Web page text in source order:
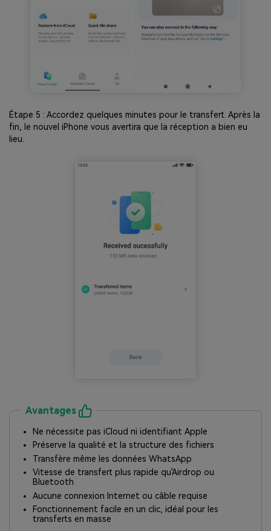
Étape 5 : Accordez quelques minutes pour le transfert. Après la
fin, le nouvel iPhone vous avertira que la réception a bien eu
lieu.
Avantages
Ne nécessite pas iCloud ni identifiant Apple
Préserve la qualité et la structure des fichiers
Transfère même les données WhatsApp
Vitesse de transfert plus rapide qu'Airdrop ou
Bluetooth
Aucune connexion Internet ou câble requise
Fonctionnement facile en un clic, idéal pour les
transferts en masse